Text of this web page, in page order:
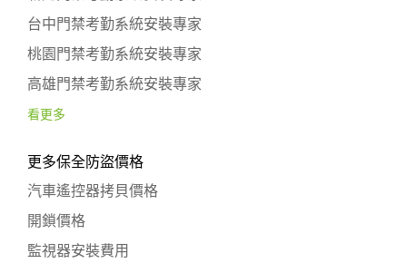
台中門禁考勤系統安裝專家
桃園門禁考勤系統安裝專家
高雄門禁考勤系統安裝專家
看更多
更多保全防盜價格
汽車遙控器拷貝價格
開鎖價格
監視器安裝費用